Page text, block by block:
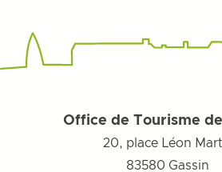
Office de Tourisme
20, place Léon
83580 Gassin